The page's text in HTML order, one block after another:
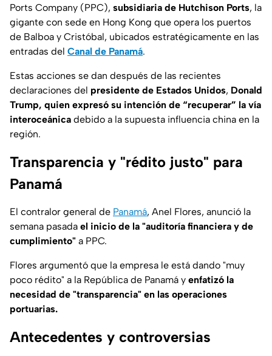
Ports Company (PPC), subsidiaria de Hutchison Ports, la
gigante con sede en Hong Kong que opera los puertos
de Balboa y Cristóbal, ubicados estratégicamente en las
entradas del Canal de Panamá.
Estas acciones se dan después de las recientes
declaraciones del presidente de Estados Unidos, Donald
Trump, quien expresó su intención de “recuperar” la vía
interoceánica debido a la supuesta influencia china en la
región.
Transparencia y "rédito justo" para
Panamá
El contralor general de Panamá, Anel Flores, anunció la
semana pasada el inicio de la "auditoría financiera y de
cumplimiento" a PPC.
Flores argumentó que la empresa le está dando "muy
poco rédito" a la República de Panamá y enfatizó la
necesidad de "transparencia" en las operaciones
portuarias.
Antecedentes y controversias